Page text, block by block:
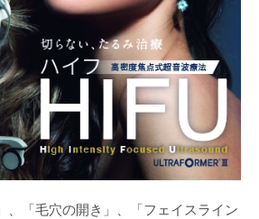
、「毛穴の開き」、「フェイスライン